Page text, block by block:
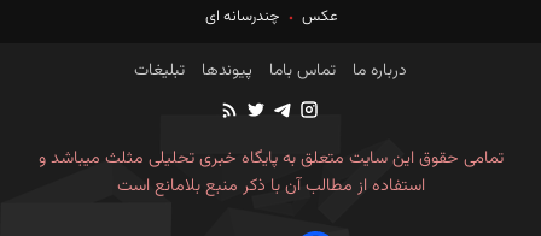
عکس
چندرسانه ای
درباره ما تماس باما پیوندها تبلیغات
تمامی حقوق این سایت متعلق به پایگاه خبری تحلیلی مثلث میباشد و
استفاده از مطالب آن با ذکر منبع بلامانع است